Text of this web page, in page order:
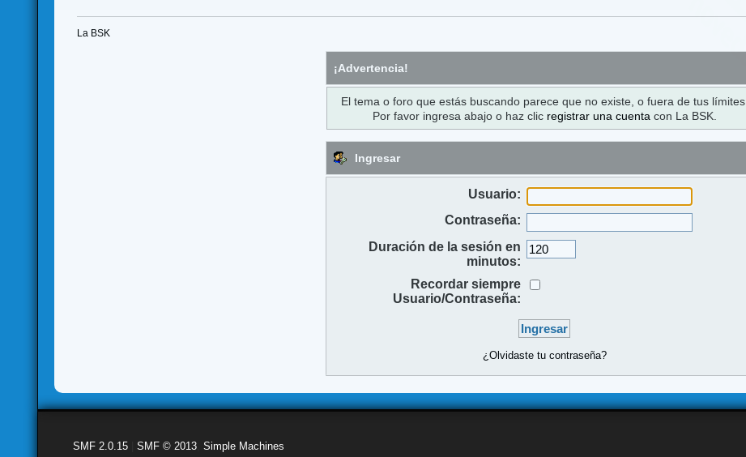
La BSK
¡Advertencia!
El tema o foro que estás buscando parece que no existe, o fuera de tus límites.
Por favor ingresa abajo o haz clic registrar una cuenta con La BSK.
Ingresar
Usuario:
Contraseña:
Duración de la sesión en
minutos:
Recordar siempre
Usuario/Contraseña:
¿Olvidaste tu contraseña?
SMF 2.0.15 |SMF © 2013 ,Simple Machines